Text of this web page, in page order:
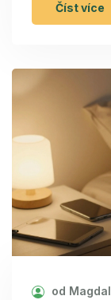
Číst více
od